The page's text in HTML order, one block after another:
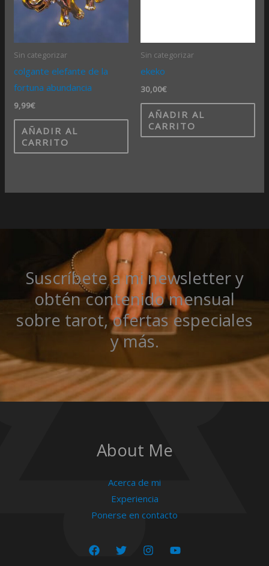
Sin categorizar
colgante elefante de la
fortuna abundancia
9,99€
AÑADIR AL
CARRITO
Sin categorizar
ekeko
30,00€
AÑADIR AL
CARRITO
Suscríbete a mi newsletter y
obtén contenido mensual
sobre tarot, ofertas especiales
y más.
About Me
Acerca de mi
Experiencia
Ponerse en contacto